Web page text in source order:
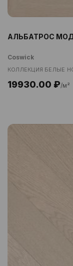
АЛЬБАТРОС
Coswick
КОЛЛЕКЦИЯ БЕЛЫЕ
19930.00 ₽/м²